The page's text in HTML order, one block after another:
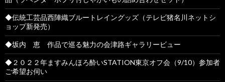
◆伝統工芸品西陣織ブルートレイングッズ（テレビ猪名川ネットシ
ョップ新発売）
◆坂内 恵 作品で巡る魅力の会津路ギャラリービュー
◆２０２２年ますみんほろ酔いSTATION東京オフ会（9/10）参加者
ご希望お伺い